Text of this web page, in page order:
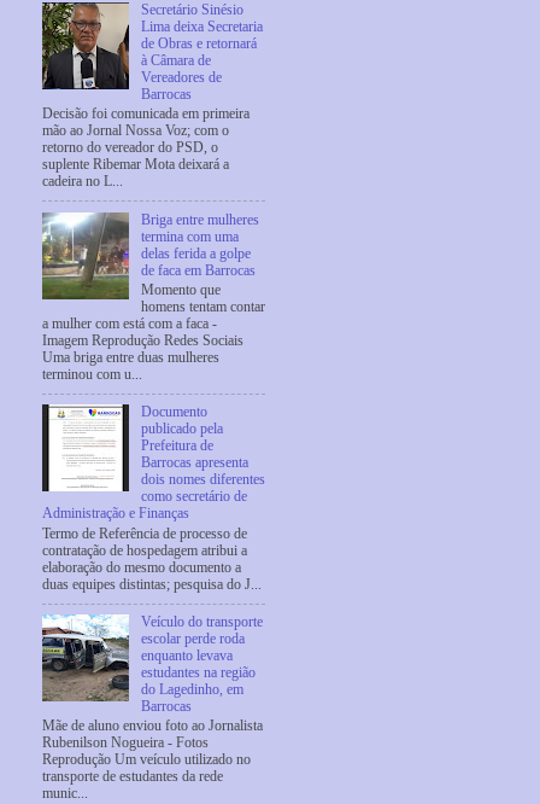
Secretário Sinésio
Lima deixa Secretaria
de Obras e retornará
à Câmara de
Vereadores de
Barrocas
Decisão foi comunicada em primeira
mão ao Jornal Nossa Voz; com o
retorno do vereador do PSD, o
suplente Ribemar Mota deixará a
cadeira no L...
Briga entre mulheres
termina com uma
delas ferida a golpe
de faca em Barrocas
Momento que
homens tentam contar
a mulher com está com a faca -
Imagem Reprodução Redes Sociais
Uma briga entre duas mulheres
terminou com u...
Documento
publicado pela
Prefeitura de
Barrocas apresenta
dois nomes diferentes
como secretário de
Administração e Finanças
Termo de Referência de processo de
contratação de hospedagem atribui a
elaboração do mesmo documento a
duas equipes distintas; pesquisa do J...
Veículo do transporte
escolar perde roda
enquanto levava
estudantes na região
do Lagedinho, em
Barrocas
Mãe de aluno enviou foto ao Jornalista
Rubenilson Nogueira - Fotos
Reprodução Um veículo utilizado no
transporte de estudantes da rede
munic...